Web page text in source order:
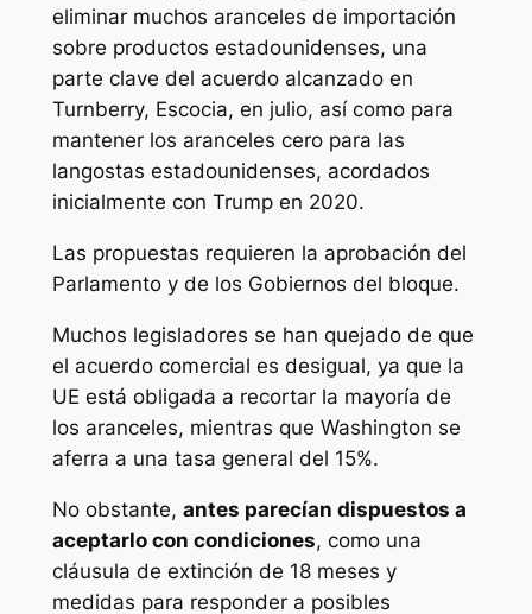
eliminar muchos aranceles de importación
sobre productos estadounidenses, una
parte clave del acuerdo alcanzado en
Turnberry, Escocia, en julio, así como para
mantener los aranceles cero para las
langostas estadounidenses, acordados
inicialmente con Trump en 2020.
Las propuestas requieren la aprobación del
Parlamento y de los Gobiernos del bloque.
Muchos legisladores se han quejado de que
el acuerdo comercial es desigual, ya que la
UE está obligada a recortar la mayoría de
los aranceles, mientras que Washington se
aferra a una tasa general del 15%.
No obstante, antes parecían dispuestos a
aceptarlo con condiciones, como una
cláusula de extinción de 18 meses y
medidas para responder a posibles